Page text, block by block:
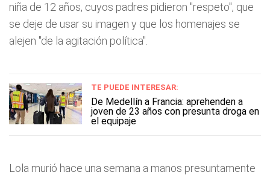
niña de 12 años, cuyos padres pidieron "respeto", que
se deje de usar su imagen y que los homenajes se
alejen "de la agitación política".
TE PUEDE INTERESAR:
De Medellín a Francia: aprehenden a
joven de 23 años con presunta droga en
el equipaje
Lola murió hace una semana a manos presuntamente